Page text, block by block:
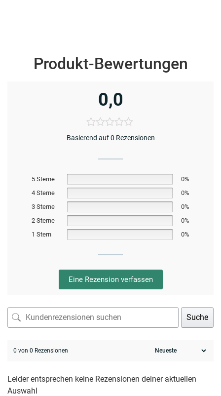
Produkt-Bewertungen
0,0
Basierend auf 0 Rezensionen
5 Sterne
0%
4 Sterne
0%
3 Sterne
0%
2 Sterne
0%
1 Stern
0%
Eine Rezension verfassen
Suche
0 von 0 Rezensionen
Leider entsprechen keine Rezensionen deiner aktuellen
Auswahl